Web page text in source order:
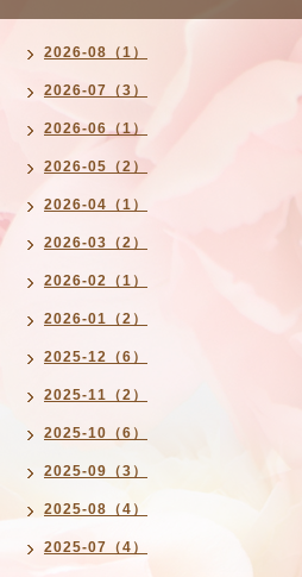
2026-08（1）
2026-07（3）
2026-06（1）
2026-05（2）
2026-04（1）
2026-03（2）
2026-02（1）
2026-01（2）
2025-12（6）
2025-11（2）
2025-10（6）
2025-09（3）
2025-08（4）
2025-07（4）